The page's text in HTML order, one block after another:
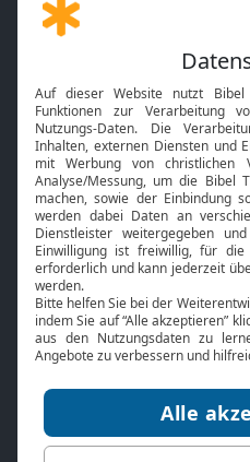
Gott und Bibel erklärt
Neuigkeiten
Bibel TV
Über uns
Jobs
Mediadaten